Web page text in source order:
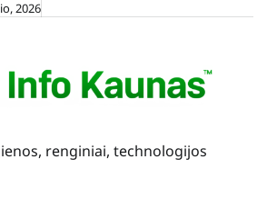
2026
renginiai, technologijos